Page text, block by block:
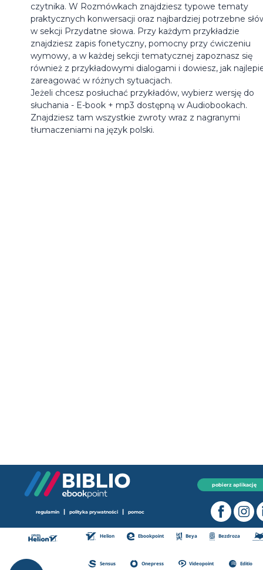
czytnika. W Rozmówkach znajdziesz typowe tematy
praktycznych konwersacji oraz najbardziej potrzebne
w sekcji Przydatne słowa. Przy każdym przykładzie
znajdziesz zapis fonetyczny, pomocny przy ćwiczeniu
wymowy, a w każdej sekcji tematycznej zapoznasz się
również z przykładowymi dialogami i dowiesz, jak
zareagować w różnych sytuacjach.
Jeżeli chcesz posłuchać przykładów, wybierz wersję do
słuchania - E-book + mp3 dostępną w Audiobookach.
Znajdziesz tam wszystkie zwroty wraz z nagranymi
tłumaczeniami na język polski.
pobierz aplikację
regulamin | polityka prywatności | pomoc
Helion Ebookpoint Beya Bezdroza
Sensus Onepress Videopoint Editio